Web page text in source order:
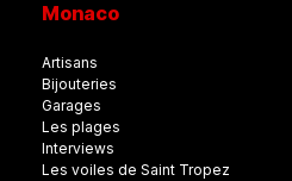
Monaco
Artisans
Bijouteries
Garages
Les plages
Interviews
Les voiles de Saint Tropez